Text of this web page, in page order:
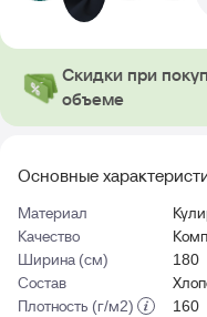
Основные
Материал
Качество
Ширина (см)
180
Состав
Плотность (г/м2)
160
Скидки при
объеме